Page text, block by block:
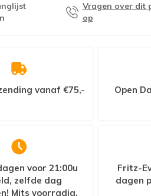
Vragen over dit
op
vanaf €75,-
Open
voor 21:00u
zelfde dag
Mits voorradig.
Fritz-
dagen